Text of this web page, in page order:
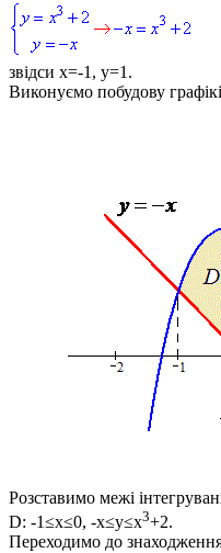
звідси x=-1, y=1 .
Виконуємо побудову
Розставимо межі
D: -1≤x≤0, -x≤y≤x3+2.
Переходимо до